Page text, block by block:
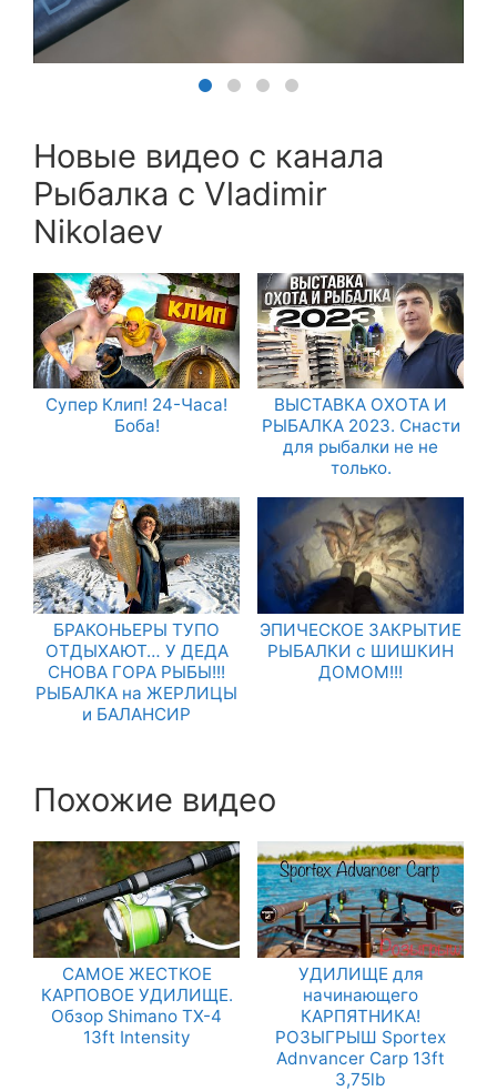
Новые видео с канала
Рыбалка с Vladimir
Nikolaev
Супер Клип! 24-Часа!
Боба!
ВЫСТАВКА ОХОТА И
РЫБАЛКА 2023. Снасти
для рыбалки не не
только.
БРАКОНЬЕРЫ ТУПО
ОТДЫХАЮТ… У ДЕДА
СНОВА ГОРА РЫБЫ!!!
РЫБАЛКА на ЖЕРЛИЦЫ
и БАЛАНСИР
ЭПИЧЕСКОЕ ЗАКРЫТИЕ
РЫБАЛКИ с ШИШКИН
ДОМОМ!!!
Похожие видео
САМОЕ ЖЕСТКОЕ
КАРПОВОЕ УДИЛИЩЕ.
Обзор Shimano TX-4
13ft Intensity
УДИЛИЩЕ для
начинающего
КАРПЯТНИКА!
РОЗЫГРЫШ Sportex
Adnvancer Carp 13ft
3,75lb